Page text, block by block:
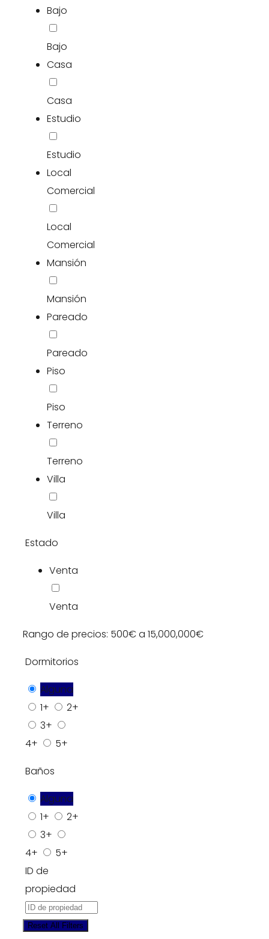
Bajo
Bajo
Casa
Casa
Estudio
Estudio
Local
Comercial
Local
Comercial
Mansión
Mansión
Pareado
Pareado
Piso
Piso
Terreno
Terreno
Villa
Villa
Estado
Venta
Venta
Rango de precios: 500€a 15,000,000€
Dormitorios
Alguna
1+
2+
3+
4+
5+
Baños
Alguna
1+
2+
3+
4+
5+
ID de
propiedad
Reset All Filters